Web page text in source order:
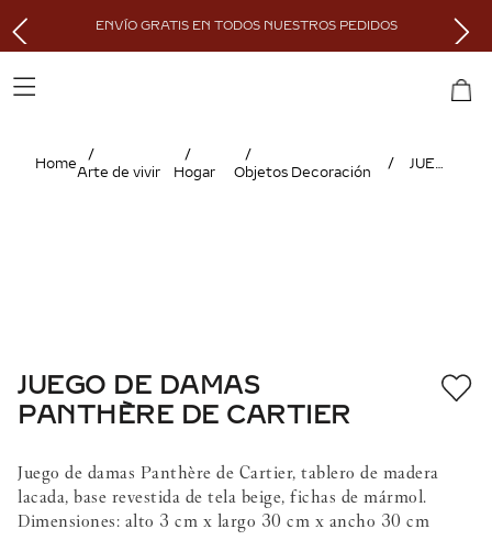
ENVÍO GRATIS EN TODOS NUESTROS PEDIDOS
Arte de vivir Hogar Objetos Decoración
JUEGO DE DAMAS PANTHÈRE DE CARTIER
JUEGO DE DAMAS
PANTHÈRE DE CARTIER
Juego de damas Panthère de Cartier, tablero de madera
lacada, base revestida de tela beige, fichas de mármol.
Dimensiones: alto 3 cm x largo 30 cm x ancho 30 cm